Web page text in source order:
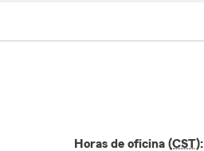
Horas de oficina (CST):